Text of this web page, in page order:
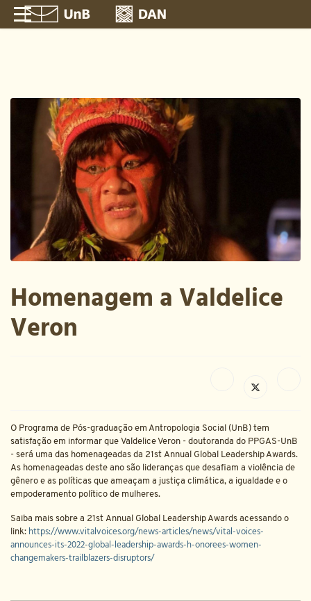
Homenagem a Valdelice
Veron
O Programa de Pós-graduação em Antropologia Social (UnB) tem
satisfação em informar que Valdelice Veron - doutoranda do PPGAS-UnB
- será uma das homenageadas da 21st Annual Global Leadership Awards.
As homenageadas deste ano são lideranças que desafiam a violência de
gênero e as políticas que ameaçam a justiça climática, a igualdade e o
empoderamento político de mulheres.
Saiba mais sobre a 21st Annual Global Leadership Awards acessando o
link: https://www.vitalvoices.org/news-articles/news/vital-voices-
announces-its-2022-global-leadership-awards-h-onorees-women-
changemakers-trailblazers-disruptors/